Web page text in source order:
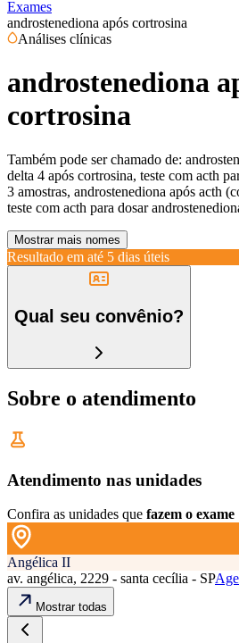
Exames
androstenediona após cortrosina
Análises clínicas
androstenediona
cortrosina
Também pode ser chamado de:
delta 4 após cortrosina, teste com acth
3 amostras, androstenediona após acth
teste com acth para dosar
Mostrar mais nomes
Resultado em até 5 dias úteis
Qual seu convênio?
Sobre o atendimento
Atendimento nas unidades
Confira as unidades que fazem o exame
Angélica II
av. angélica, 2229 - santa cecília - SP
Mostrar todas